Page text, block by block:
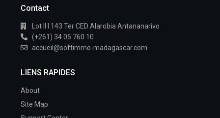
Contact
Lot II I 143 Ter CED Alarobia Antananarivo
(+261) 34 05 760 10
accueil@softimmo-madagascar.com
LIENS RAPIDES
About
Site Map